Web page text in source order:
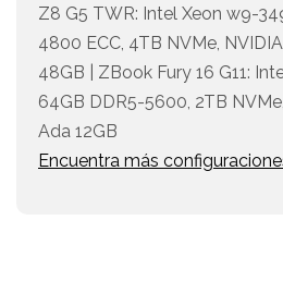
Z8 G5 TWR: Intel Xeon w9-
4800 ECC, 4TB NVMe,
48GB | ZBook Fury 16 G11:
64GB DDR5-5600, 2TB
Ada 12GB
Encuentra más